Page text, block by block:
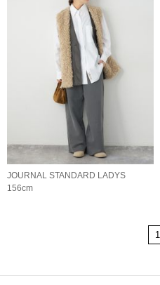
JOURNAL STANDARD LADYS
156cm
1